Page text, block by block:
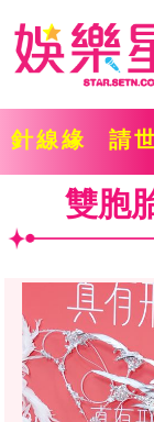
針線緣 請
雙胞